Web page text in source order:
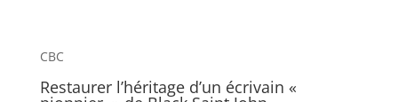
CBC
Restaurer l’héritage d’un écrivain «